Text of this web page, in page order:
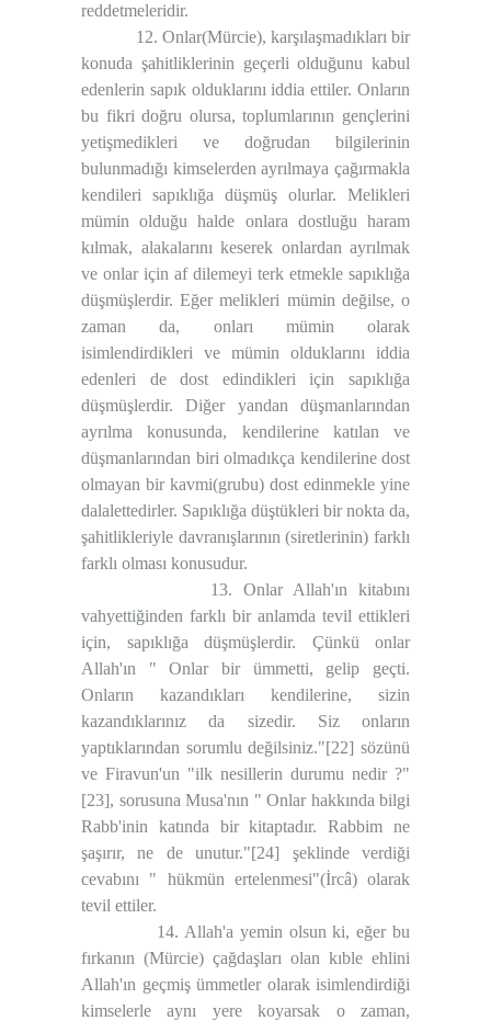
reddetmeleridir.
12. Onlar(Mürcie), karşılaşmadıkları bir
konuda şahitliklerinin geçerli olduğunu kabul
edenlerin sapık olduklarını iddia ettiler. Onların
bu fikri doğru olursa, toplumlarının gençlerini
yetişmedikleri ve doğrudan bilgilerinin
bulunmadığı kimselerden ayrılmaya çağırmakla
kendileri sapıklığa düşmüş olurlar. Melikleri
mümin olduğu halde onlara dostluğu haram
kılmak, alakalarını keserek onlardan ayrılmak
ve onlar için af dilemeyi terk etmekle sapıklığa
düşmüşlerdir. Eğer melikleri mümin değilse, o
zaman da, onları mümin olarak
isimlendirdikleri ve mümin olduklarını iddia
edenleri de dost edindikleri için sapıklığa
düşmüşlerdir. Diğer yandan düşmanlarından
ayrılma konusunda, kendilerine katılan ve
düşmanlarından biri olmadıkça kendilerine dost
olmayan bir kavmi(grubu) dost edinmekle yine
dalalettedirler. Sapıklığa düştükleri bir nokta da,
şahitlikleriyle davranışlarının (siretlerinin) farklı
farklı olması konusudur.
13. Onlar Allah'ın kitabını
vahyettiğinden farklı bir anlamda tevil ettikleri
için, sapıklığa düşmüşlerdir. Çünkü onlar
Allah'ın " Onlar bir ümmetti, gelip geçti.
Onların kazandıkları kendilerine, sizin
kazandıklarınız da sizedir. Siz onların
yaptıklarından sorumlu değilsiniz."[22] sözünü
ve Firavun'un "ilk nesillerin durumu nedir ?"
[23], sorusuna Musa'nın " Onlar hakkında bilgi
Rabb'inin katında bir kitaptadır. Rabbim ne
şaşırır, ne de unutur."[24] şeklinde verdiği
cevabını " hükmün ertelenmesi"(İrcâ) olarak
tevil ettiler.
14. Allah'a yemin olsun ki, eğer bu
fırkanın (Mürcie) çağdaşları olan kıble ehlini
Allah'ın geçmiş ümmetler olarak isimlendirdiği
kimselerle aynı yere koyarsak o zaman,